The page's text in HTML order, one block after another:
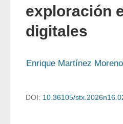
exploración
digitales
Enrique Martínez Moreno
DOI: 10.36105/